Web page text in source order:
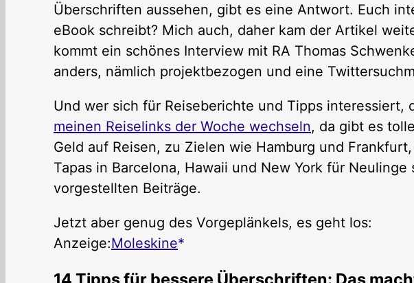
Überschriften aussehen, gibt es eine Antwort. Euch
eBook schreibt? Mich auch, daher kam der Artikel
kommt ein schönes Interview mit RA Thomas
anders, nämlich projektbezogen und eine
Und wer sich für Reiseberichte und Tipps interessiert,
meinen Reiselinks der Woche wechseln, da gibt es
Geld auf Reisen, zu Zielen wie Hamburg und
Tapas in Barcelona, Hawaii und New York für
vorgestellten Beiträge.
Jetzt aber genug des Vorgeplänkels, es geht los:
Anzeige:Moleskine